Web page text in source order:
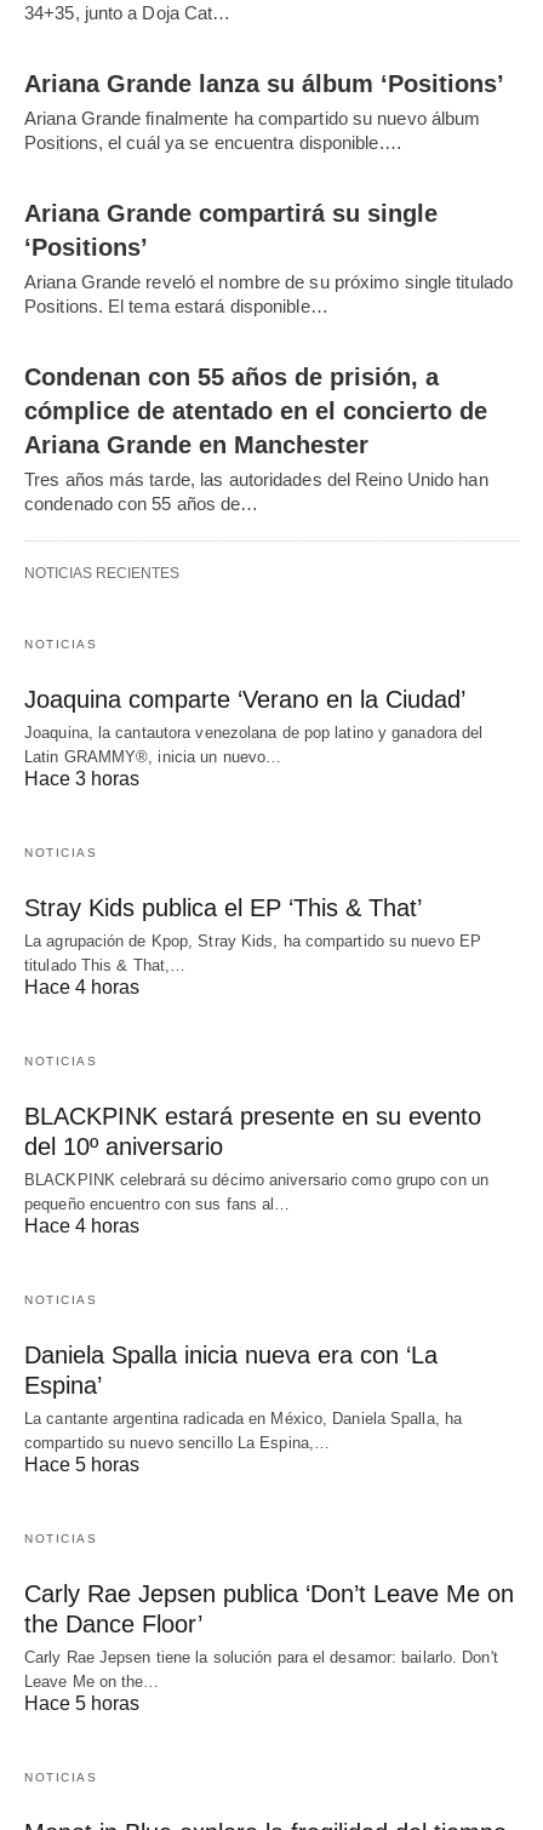
34+35, junto a Doja Cat…
Ariana Grande lanza su álbum ‘Positions’
Ariana Grande finalmente ha compartido su nuevo álbum
Positions, el cuál ya se encuentra disponible.…
Ariana Grande compartirá su single
‘Positions’
Ariana Grande reveló el nombre de su próximo single titulado
Positions. El tema estará disponible…
Condenan con 55 años de prisión, a
cómplice de atentado en el concierto de
Ariana Grande en Manchester
Tres años más tarde, las autoridades del Reino Unido han
condenado con 55 años de…
NOTICIAS RECIENTES
NOTICIAS
Joaquina comparte ‘Verano en la Ciudad’
Joaquina, la cantautora venezolana de pop latino y ganadora del
Latin GRAMMY®, inicia un nuevo…
Hace 3 horas
NOTICIAS
Stray Kids publica el EP ‘This & That’
La agrupación de Kpop, Stray Kids, ha compartido su nuevo EP
titulado This & That,…
Hace 4 horas
NOTICIAS
BLACKPINK estará presente en su evento
del 10º aniversario
BLACKPINK celebrará su décimo aniversario como grupo con un
pequeño encuentro con sus fans al…
Hace 4 horas
NOTICIAS
Daniela Spalla inicia nueva era con ‘La
Espina’
La cantante argentina radicada en México, Daniela Spalla, ha
compartido su nuevo sencillo La Espina,…
Hace 5 horas
NOTICIAS
Carly Rae Jepsen publica ‘Don’t Leave Me on
the Dance Floor’
Carly Rae Jepsen tiene la solución para el desamor: bailarlo. Don't
Leave Me on the…
Hace 5 horas
NOTICIAS